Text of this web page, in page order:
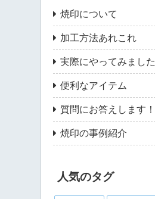
焼印について
加工方法あれこれ
実際にやってみました
便利なアイテム
質問にお答えします！
焼印の事例紹介
人気のタグ